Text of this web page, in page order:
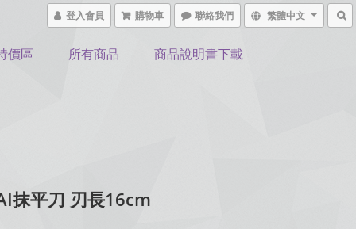
登入會員 購物車 聯絡我們 繁體中文
價區 所有商品 商品說明書下載
抹平刀 刃長16cm